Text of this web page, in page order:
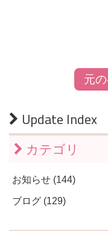
元
Update Index
カテゴリ
お知らせ (144)
ブログ (129)